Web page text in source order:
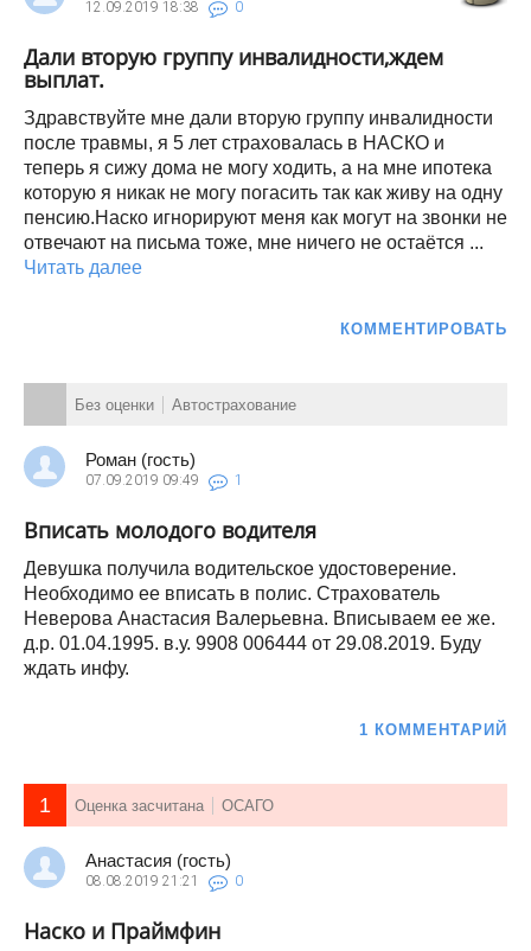
12.09.2019 18:38 0
Дали вторую группу инвалидности,ждем
выплат.
Здравствуйте мне дали вторую группу инвалидности
после травмы, я 5 лет страховалась в НАСКО и
теперь я сижу дома не могу ходить, а на мне ипотека
которую я никак не могу погасить так как живу на одну
пенсию.Наско игнорируют меня как могут на звонки не
отвечают на письма тоже, мне ничего не остаётся ...
Читать далее
КОММЕНТИРОВАТЬ
Без оценки Автострахование
Роман (гость)
07.09.2019 09:49 1
Вписать молодого водителя
Девушка получила водительское удостоверение.
Необходимо ее вписать в полис. Страхователь
Неверова Анастасия Валерьевна. Вписываем ее же.
д.р. 01.04.1995. в.у. 9908 006444 от 29.08.2019. Буду
ждать инфу.
1 КОММЕНТАРИЙ
1 Оценка засчитана ОСАГО
Анастасия (гость)
08.08.2019 21:21 0
Наско и Праймфин